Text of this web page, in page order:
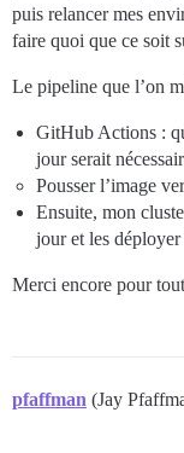
puis relancer mes
faire quoi que ce soit
Le pipeline que l’on
GitHub Actions :
jour serait
Pousser l’image
Ensuite, mon
jour et les
Merci encore pour
pfaffman (Jay